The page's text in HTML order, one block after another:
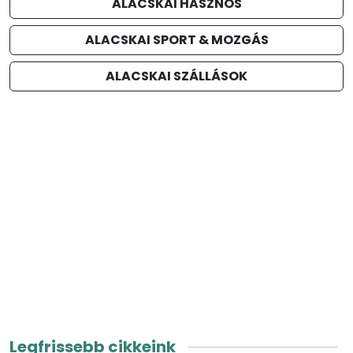
ALACSKAI SPORT & MOZGÁS
ALACSKAI SZÁLLÁSOK
Legfrissebb cikkeink